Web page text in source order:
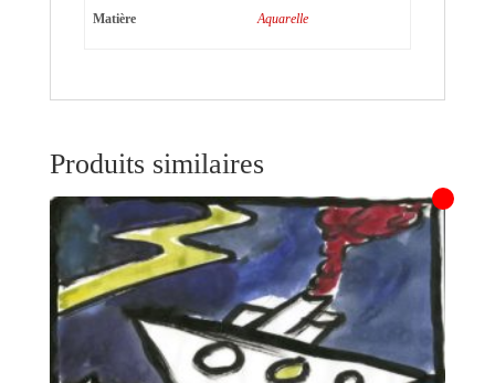
Matière Aquarelle
Produits similaires